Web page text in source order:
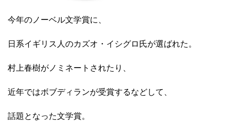
今年のノーベル文学賞に、
日系イギリス人のカズオ・イシグロ氏が選ばれた。
村上春樹がノミネートされたり、
近年ではボブディランが受賞するなどして、
話題となった文学賞。